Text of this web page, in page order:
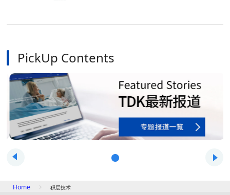
PickUp Contents
Home 积层技术